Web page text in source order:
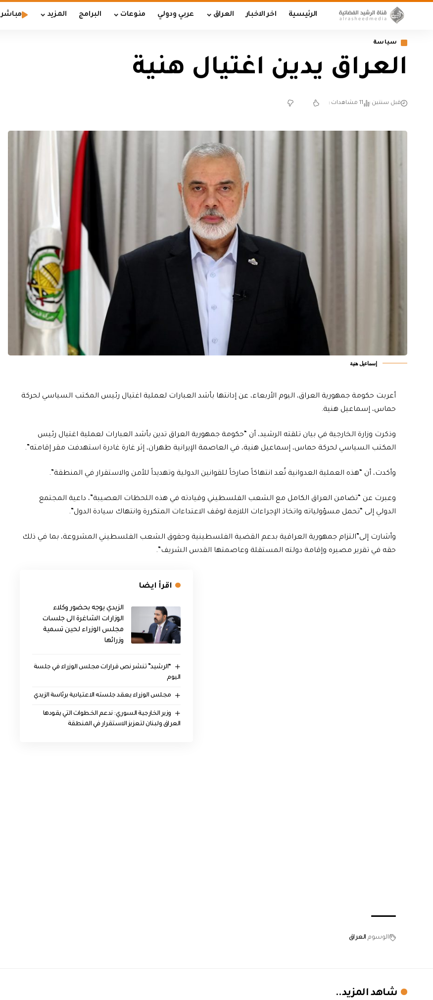
الرئيسية اخر الاخبار العراق عربي ودولي منوعات البرامج المزيد مباشر
سياسة
العراق يدين اغتيال هنية
قبل سنتين 11 مشاهدات
إسماعيل هنية
أعربت حكومة جمهورية العراق، اليوم الأربعاء، عن إدانتها بأشد العبارات لعملية اغتيال رئيس المكتب السياسي لحركة
حماس، إسماعيل هنية.
وذكرت وزارة الخارجية في بيان تلقته الرشيد، أن “حكومة جمهورية العراق تدين بأشد العبارات لعملية اغتيال رئيس
المكتب السياسي لحركة حماس، إسماعيل هنية، في العاصمة الإيرانية طهران، إثر غارة غادرة استهدفت مقر إقامته”.
وأكدت، أن “هذه العملية العدوانية تُعد انتهاكاً صارخاً للقوانين الدولية وتهديداً للأمن والاستقرار في المنطقة”.
وعبرت عن “تضامن العراق الكامل مع الشعب الفلسطيني وقيادته في هذه اللحظات العصيبة”، داعية المجتمع
الدولي إلى “تحمل مسؤولياته واتخاذ الإجراءات اللازمة لوقف الاعتداءات المتكررة وانتهاك سيادة الدول”.
وأشارت إلى”التزام جمهورية العراقية بدعم القضية الفلسطينية وحقوق الشعب الفلسطيني المشروعة، بما في ذلك
حقه في تقرير مصيره وإقامة دولته المستقلة وعاصمتها القدس الشريف”.
اقرأ ايضا
الزيدي يوجه بحضور وكلاء
الوزارات الشاغرة الى جلسات
مجلس الوزراء لحين تسمية
وزرائها
“الرشيد” تنشر نص قرارات مجلس الوزراء في جلسة
اليوم
مجلس الوزراء يعقد جلسته الاعتيادية برئاسة الزيدي
وزير الخارجية السوري: ندعم الخطوات التي يقودها
العراق ولبنان لتعزيز الاستقرار في المنطقة
الوسوم العراق
شاهد المزيد..